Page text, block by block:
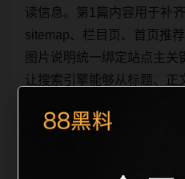
读信息。第1篇内容用于补
sitemap、栏目页、首页推
图片说明统一绑定站点主关
让搜索引擎能够从标题、正